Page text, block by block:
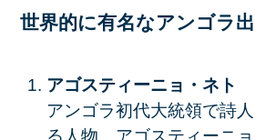
世界的に有名なアンゴラ
アゴスティーニョ・ネト
アンゴラ初代大統領で詩
る人物。アゴスティーニ